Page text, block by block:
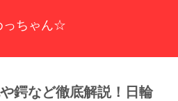
っちゃん☆
鍔など徹底解説！日輪